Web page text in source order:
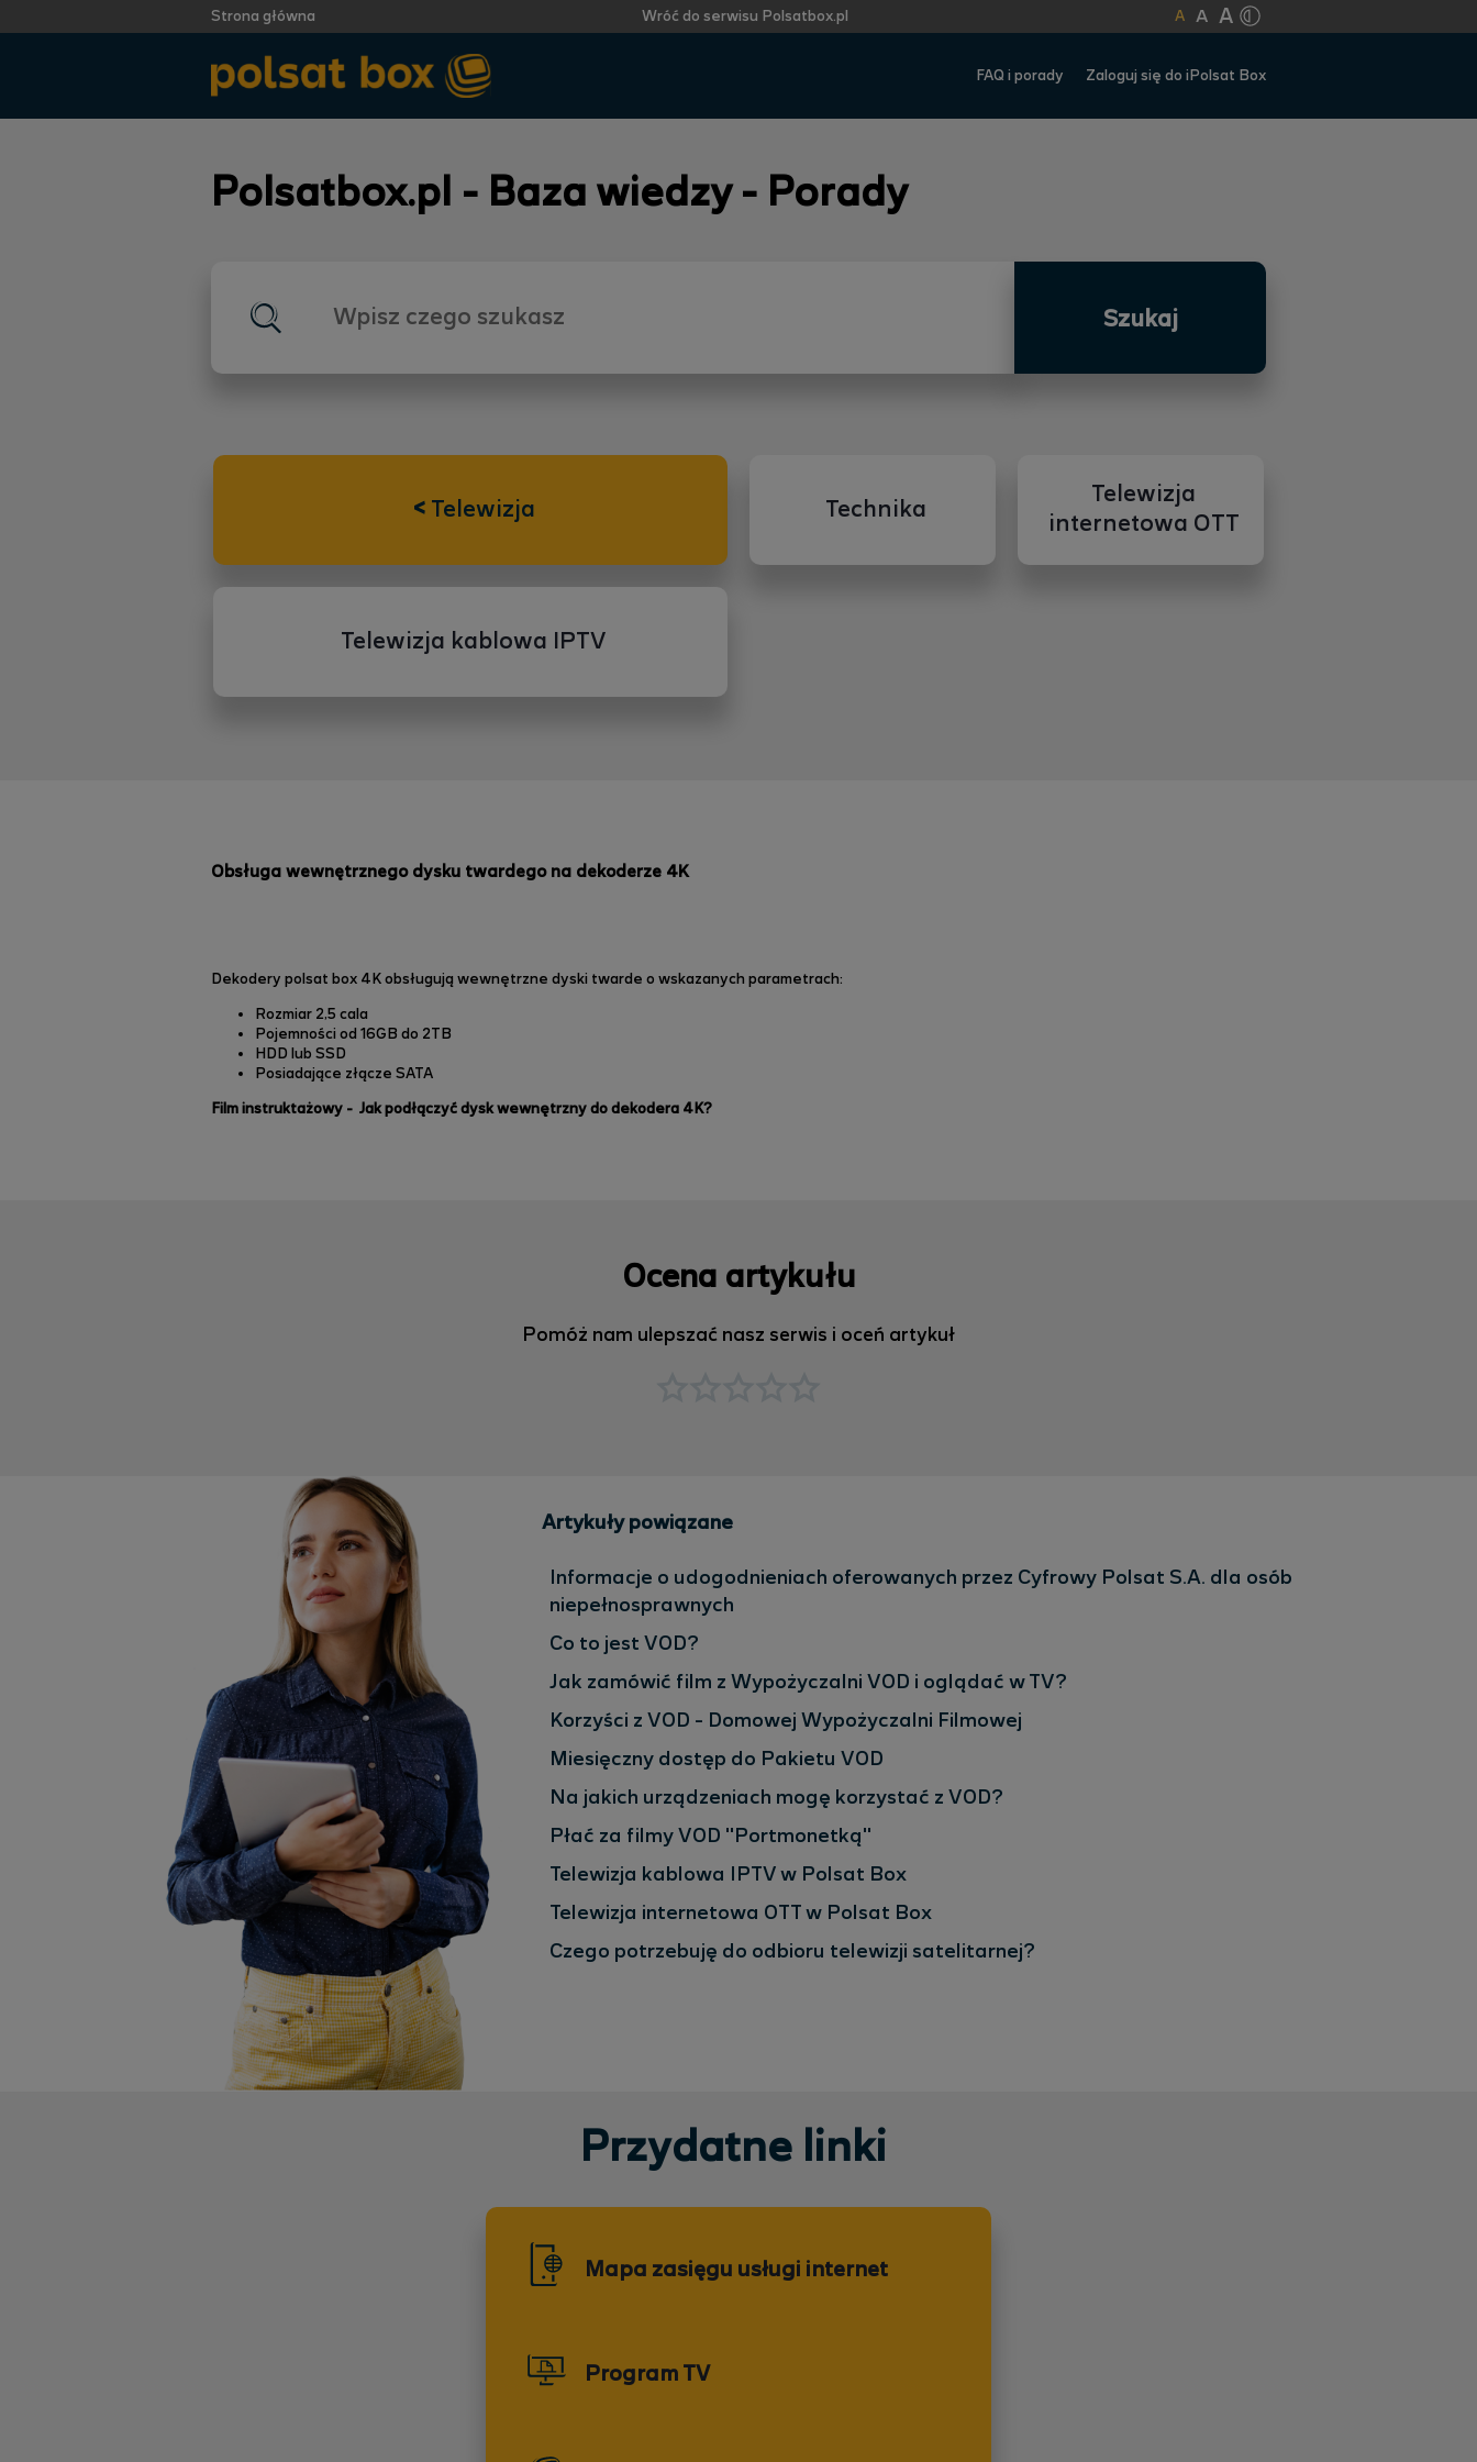
Strona główna Wróć do serwisu Polsatbox.pl A A A
FAQ i porady Zaloguj się do iPolsat Box
Polsatbox.pl - Baza wiedzy - Porady
Szukaj
< Telewizja Technika
Telewizja
internetowa OTT
Telewizja kablowa IPTV
Obsługa wewnętrznego dysku twardego na dekoderze 4K
Dekodery polsat box 4K obsługują wewnętrzne dyski twarde o wskazanych parametrach:
Rozmiar 2,5 cala
Pojemności od 16GB do 2TB
HDD lub SSD
Posiadające złącze SATA
Film instruktażowy - Jak podłączyć dysk wewnętrzny do dekodera 4K?
Ocena artykułu
Pomóż nam ulepszać nasz serwis i oceń artykuł
Artykuły powiązane
Informacje o udogodnieniach oferowanych przez Cyfrowy Polsat S.A. dla osób
niepełnosprawnych
Co to jest VOD?
Jak zamówić film z Wypożyczalni VOD i oglądać w TV?
Korzyści z VOD - Domowej Wypożyczalni Filmowej
Miesięczny dostęp do Pakietu VOD
Na jakich urządzeniach mogę korzystać z VOD?
Płać za filmy VOD "Portmonetką"
Telewizja kablowa IPTV w Polsat Box
Telewizja internetowa OTT w Polsat Box
Czego potrzebuję do odbioru telewizji satelitarnej?
Przydatne linki
Mapa zasięgu usługi internet
Program TV